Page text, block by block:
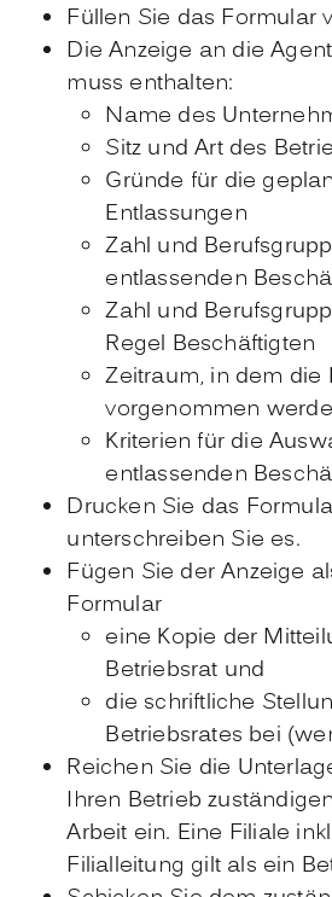
Füllen Sie das Formular
Die Anzeige an die
muss enthalten:
Name des
Sitz und Art des
Gründe für die
Entlassungen
Zahl und
entlassenden
Zahl und
Regel Beschäftigten
Zeitraum, in dem die
vorgenommen
Kriterien für die
entlassenden
Drucken Sie das
unterschreiben Sie es.
Fügen Sie der Anzeige
Formular
eine Kopie der
Betriebsrat und
die schriftliche
Betriebsrates bei
Reichen Sie die
Ihren Betrieb
Arbeit ein. Eine Filiale
Filialleitung gilt als ein